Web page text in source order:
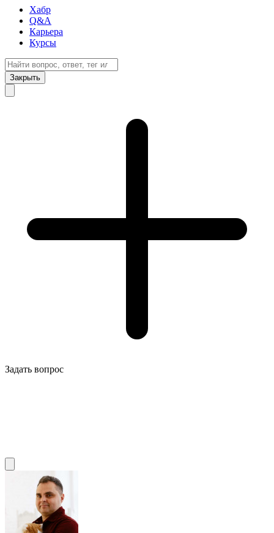
Хабр
Q&A
Карьера
Курсы
Закрыть
Задать вопрос